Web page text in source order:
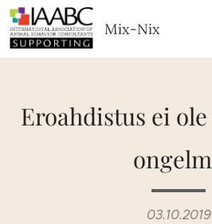
Mix-Nix
Eroahdistus ei
03.10.2019